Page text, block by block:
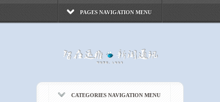
PAGES NAVIGATION MENU
CATEGORIES NAVIGATION MENU